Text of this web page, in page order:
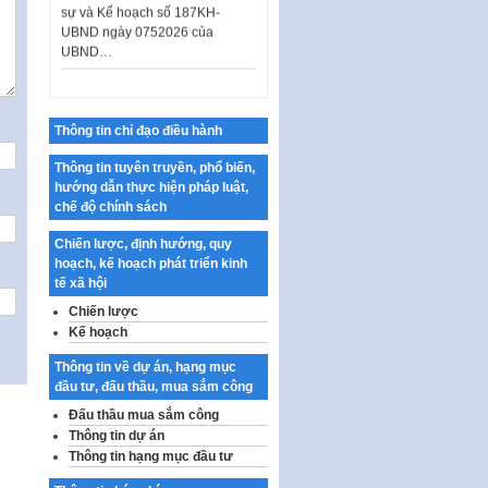
UBND ngày 0752026 của
UBND…
Kế hoạch Tổ chức Cuộc thi
chính luận về bảo vệ nền tảng tư
tưởng của Đảng…
Công bố công khai dự toán kinh
phí xây dựng pháp luật, hoàn
thiện thể chế, chính…
Quy định về nghiên cứu, ứng
dụng khoa học, công nghệ, đổi
mới sáng tạo và chuyển…
Quy định chi tiết và hướng dẫn
thi hành một số điều của Luật Lý
lịch tư…
Sửa đổi, bổ sung một số nội
dung tại Nghị quyết số 30/NQ-
CP ngày 24 tháng 02…
Thông tin chỉ đạo điều hành
Thông tin tuyên truyền, phổ biến,
hướng dẫn thực hiện pháp luật,
chế độ chính sách
Chiến lược, định hướng, quy
hoạch, kế hoạch phát triển kinh
tế xã hội
Chiến lược
Kế hoạch
Thông tin về dự án, hạng mục
đầu tư, đấu thầu, mua sắm công
Đấu thầu mua sắm công
Thông tin dự án
Thông tin hạng mục đầu tư